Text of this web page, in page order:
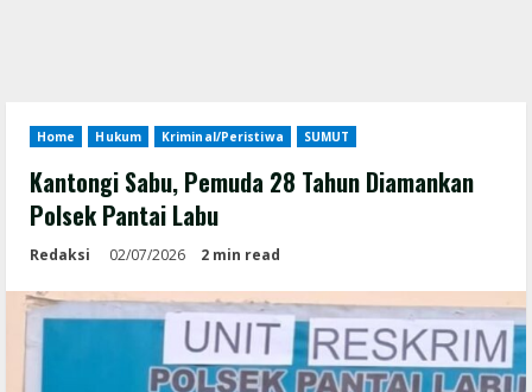
Home Hukum Kriminal/Peristiwa SUMUT
Kantongi Sabu, Pemuda 28 Tahun Diamankan
Polsek Pantai Labu
Redaksi 02/07/2026 2 min read